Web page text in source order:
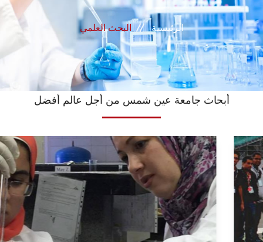
الشئون الأكاديمية
البحث العلمي
الرعاية الصحية
الأنظمة الذكية
تواصل معنا
الرئيسية البحث العلمي
أبحاث جامعة عين شمس من أجل عالم أفضل